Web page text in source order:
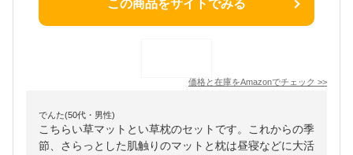
この商品をサイトでみる
価格と在庫をAmazonでチェック >>
でんた(50代・男性)
こちらい草マットとい草枕のセットです。これからの季
節、さらっとした肌触りのマットと枕は昼寝などに大活